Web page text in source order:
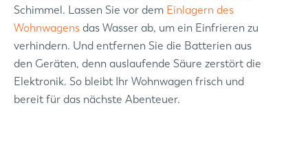
Schimmel. Lassen Sie vor dem Einlagern des
Wohnwagensdas Wasser ab, um ein Einfrieren zu
verhindern. Und entfernen Sie die Batterien aus
den Geräten, denn auslaufende Säure zerstört die
Elektronik. So bleibt Ihr Wohnwagen frisch und
bereit für das nächste Abenteuer.